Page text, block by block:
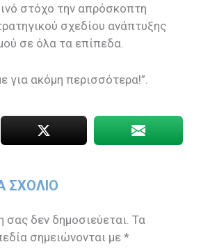
στόχο την απρόσκοπτη
σχεδίου ανάπτυξης
σε όλα τα επίπεδα.
για ακόμη περισσότερα!”.
ΣΧΌΛΙΟ
σας δεν δημοσιεύεται. Τα
σημειώνονται με*